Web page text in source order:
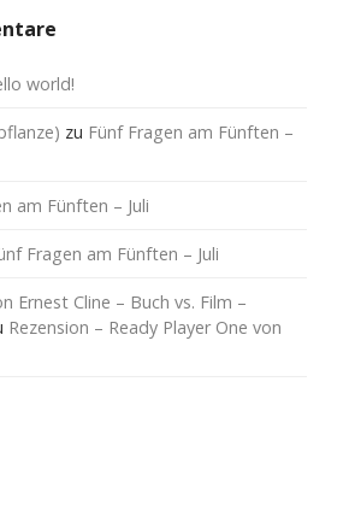
world!
zu Fünf Fragen am Fünften –
am Fünften – Juli
Fragen am Fünften – Juli
Ernest Cline – Buch vs. Film –
Rezension – Ready Player One von